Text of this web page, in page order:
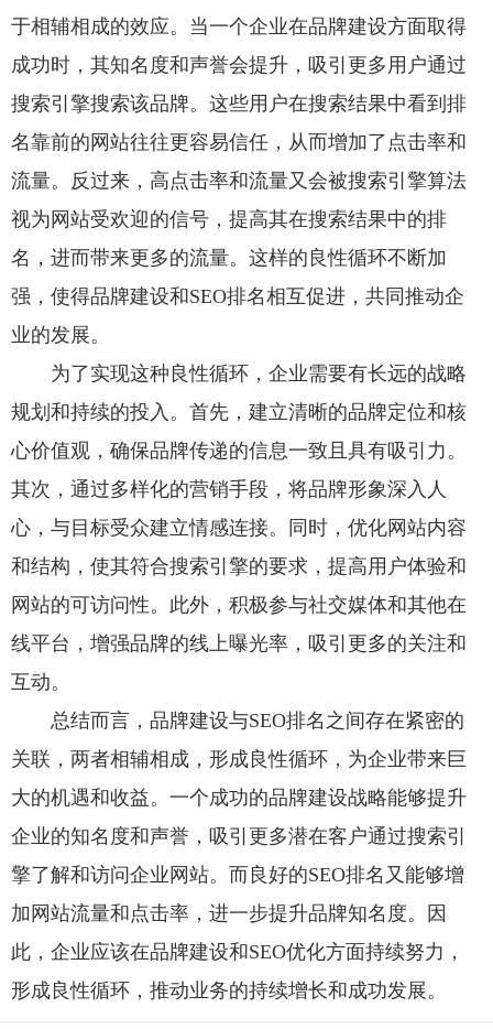
于相辅相成的效应。当一个企业在品牌建设方面取得
成功时，其知名度和声誉会提升，吸引更多用户通过
搜索引擎搜索该品牌。这些用户在搜索结果中看到排
名靠前的网站往往更容易信任，从而增加了点击率和
流量。反过来，高点击率和流量又会被搜索引擎算法
视为网站受欢迎的信号，提高其在搜索结果中的排
名，进而带来更多的流量。这样的良性循环不断加
强，使得品牌建设和SEO排名相互促进，共同推动企
业的发展。
为了实现这种良性循环，企业需要有长远的战略
规划和持续的投入。首先，建立清晰的品牌定位和核
心价值观，确保品牌传递的信息一致且具有吸引力。
其次，通过多样化的营销手段，将品牌形象深入人
心，与目标受众建立情感连接。同时，优化网站内容
和结构，使其符合搜索引擎的要求，提高用户体验和
网站的可访问性。此外，积极参与社交媒体和其他在
线平台，增强品牌的线上曝光率，吸引更多的关注和
互动。
总结而言，品牌建设与SEO排名之间存在紧密的
关联，两者相辅相成，形成良性循环，为企业带来巨
大的机遇和收益。一个成功的品牌建设战略能够提升
企业的知名度和声誉，吸引更多潜在客户通过搜索引
擎了解和访问企业网站。而良好的SEO排名又能够增
加网站流量和点击率，进一步提升品牌知名度。因
此，企业应该在品牌建设和SEO优化方面持续努力，
形成良性循环，推动业务的持续增长和成功发展。